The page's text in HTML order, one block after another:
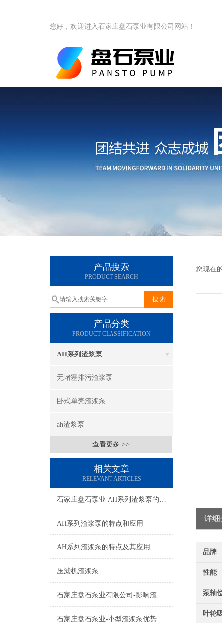
您好，欢迎进入石家庄盘石泵业有限公司网站！
产品搜索
PRODUCT SEARCH
产品分类
PRODUCT CLASSIFICATION
AH系列渣浆泵
无堵塞排污渣浆泵
卧式单壳渣浆泵
ah渣浆泵
查看更多 >>
相关文章
RELEVANT ARTICLES
石家庄盘石泵业 AH系列渣浆泵的特点及应用
AH系列渣浆泵的特点和应用
AH系列渣浆泵的特点及其应用
压滤机渣浆泵
石家庄盘石泵业有限公司-影响渣浆泵价格因素三.四
石家庄盘石泵业-小型渣浆泵优势
您现在
详细
品牌
性能
泵轴
叶轮